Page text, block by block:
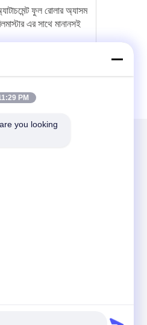
ফুল রোলার অ্যাসম
এর সাথে মানানসই
PM
you looking